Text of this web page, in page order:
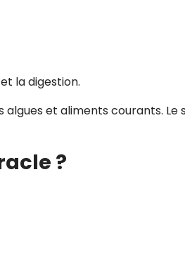
la digestion.
et aliments courants. Le
?